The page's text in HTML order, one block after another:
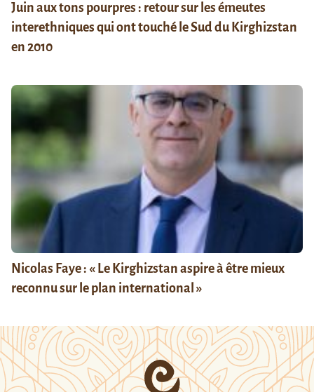
Juin aux tons pourpres : retour sur les émeutes
interethniques qui ont touché le Sud du Kirghizstan
en 2010
Nicolas Faye : « Le Kirghizstan aspire à être mieux
reconnu sur le plan international »